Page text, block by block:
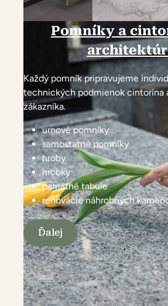
Pomníky a
Každý pomník pripravujeme
technických podmienok cintorína
zákazníka.
urnové pomníky
samostatné pomníky
hroby
hrobky
pamätné tabule
renovácie náhrobných
Ďalej